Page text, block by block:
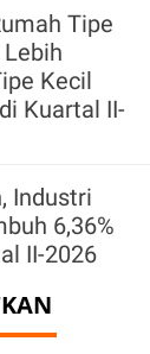
Tipe
Kecil
Kuartal II-
Industri
6,36%
II-2026
Bangunan